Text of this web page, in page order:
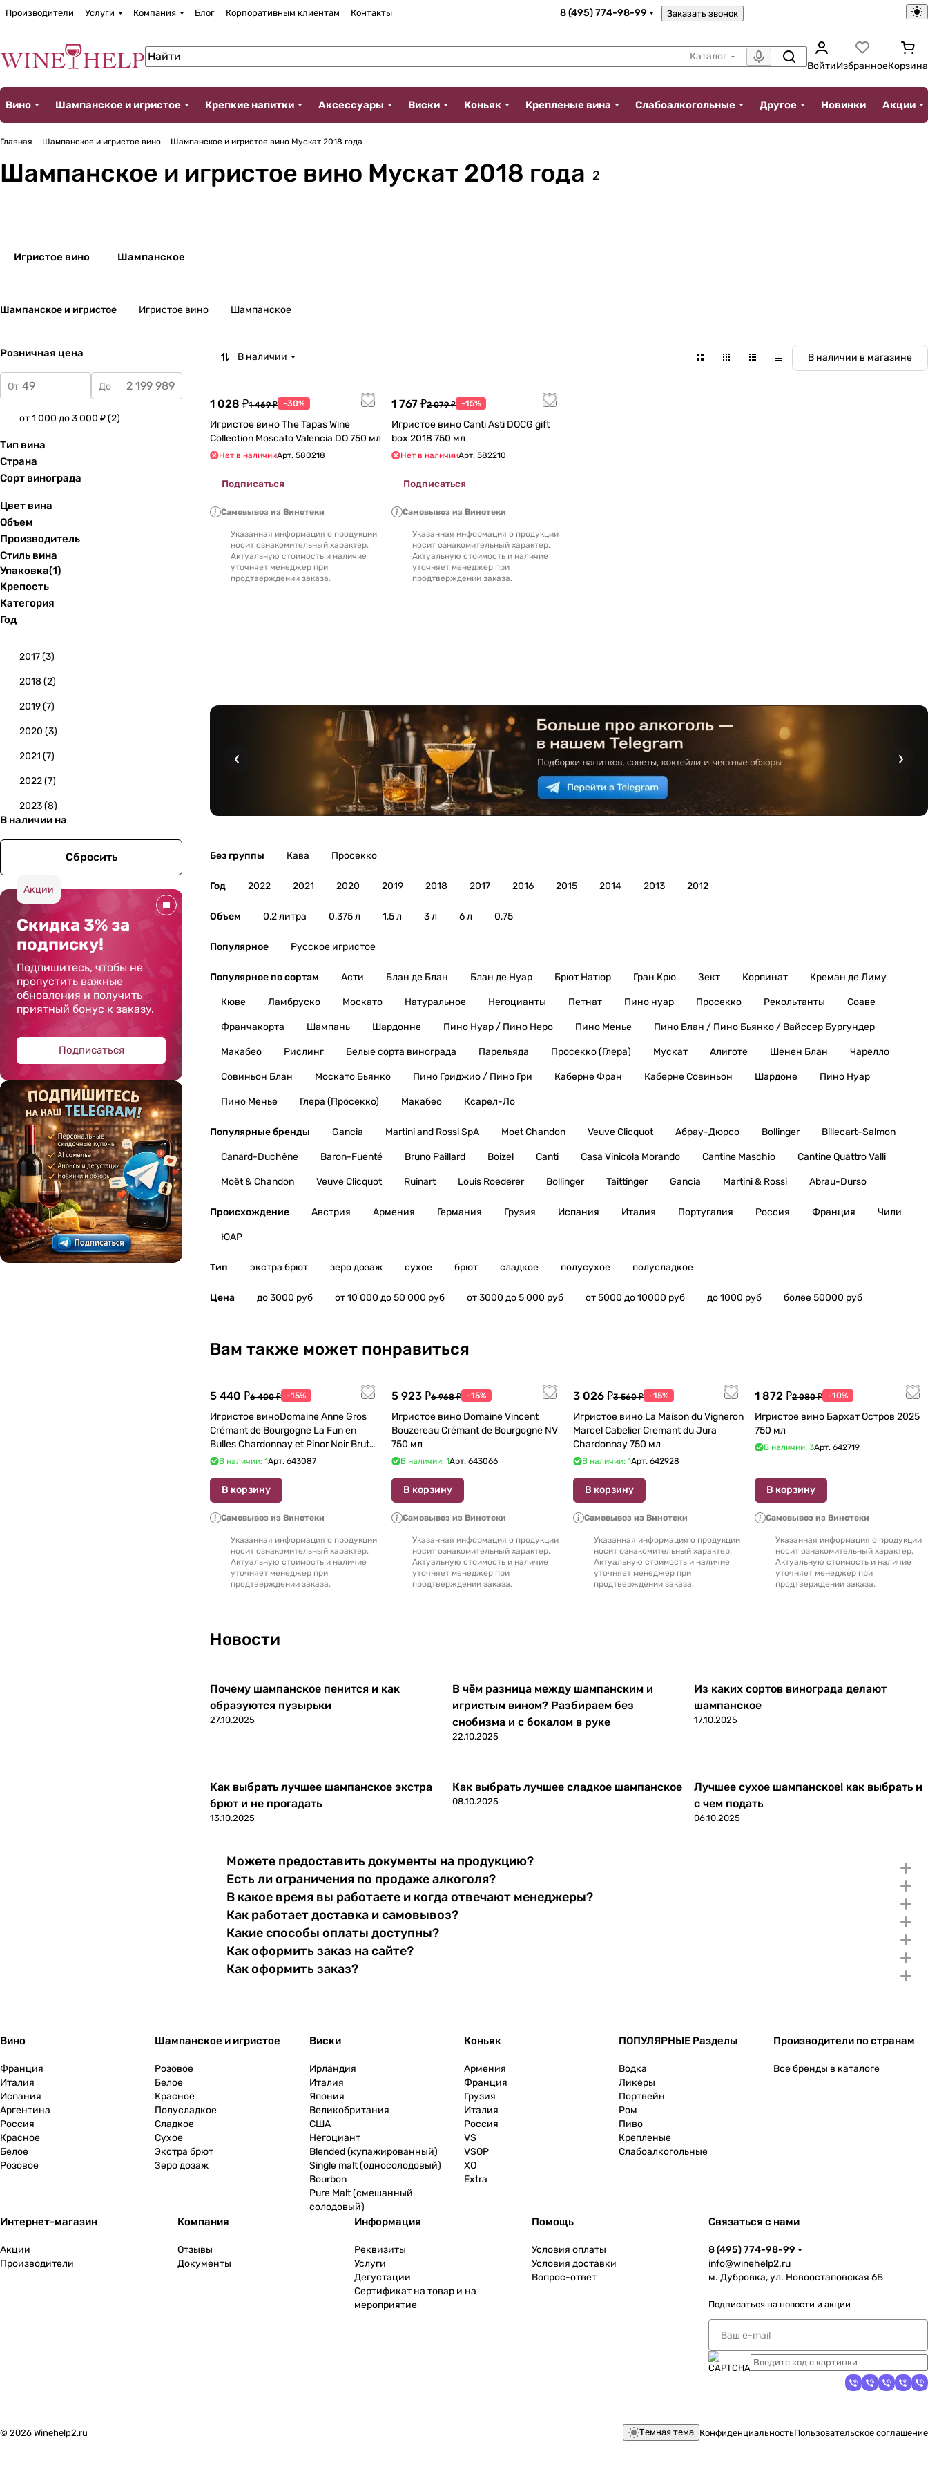
Производители Услуги Компания Блог Корпоративным клиентам Контакты 8 (495) 774-98-99 Заказать звонок
Каталог
ВойтиИзбранноеКорзина
Вино Шампанское и игристое Крепкие напитки Аксессуары Виски Коньяк Крепленые вина Слабоалкогольные Другое Новинки Акции
Главная Шампанское и игристое вино Шампанское и игристое вино Мускат 2018 года
Шампанское и игристое вино Мускат 2018 года 2
Игристое вино Шампанское
Шампанское и игристое Игристое вино Шампанское
Розничная цена
От До
от 1 000 до 3 000 ₽(2)
Тип вина
Страна
Сорт винограда
Цвет вина
Объем
Производитель
Стиль вина
Упаковка(1)
Крепость
Категория
Год
2017(3)
2018 (2)
2019(7)
2020 (3)
2021 (7)
2022(7)
2023(8)
В наличии на
Сбросить
Акции
Скидка 3% за
подписку!
Подпишитесь, чтобы не
пропустить важные
обновления и получить
приятный бонус к заказу.
Подписаться
В наличии В наличии в магазине
1 028 ₽1 469 ₽ -30%
Игристое вино The Tapas Wine
Collection Moscato Valencia DO 750 мл
Нет в наличииАрт. 580218
Подписаться
Самовывоз из Винотеки
Указанная информация о продукции
носит ознакомительный характер.
Актуальную стоимость и наличие
уточняет менеджер при
продтверждении заказа.
1 767 ₽2 079 ₽ -15%
Игристое вино Canti Asti DOCG gift
box 2018 750 мл
Нет в наличииАрт. 582210
Подписаться
Самовывоз из Винотеки
Указанная информация о продукции
носит ознакомительный характер.
Актуальную стоимость и наличие
уточняет менеджер при
продтверждении заказа.
Без группы Кава Просекко
Год 2022 2021 2020 2019 2018 2017 2016 2015 2014 2013 2012
Объем 0,2 литра 0,375 л 1,5 л 3 л 6 л 0,75
Популярное Русское игристое
Популярное по сортам Асти Блан де Блан Блан де Нуар Брют Натюр Гран Крю Зект Корпинат Креман де Лиму
Кюве Ламбруско Москато Натуральное Негоцианты Петнат Пино нуар Просекко Рекольтанты Соаве
Франчакорта Шампань Шардонне Пино Нуар / Пино Неро Пино Менье Пино Блан / Пино Бьянко / Вайссер Бургундер
Макабео Рислинг Белые сорта винограда Парельяда Просекко (Глера) Мускат Алиготе Шенен Блан Чарелло
Совиньон Блан Москато Бьянко Пино Гриджио / Пино Гри Каберне Фран Каберне Совиньон Шардоне Пино Нуар
Пино Менье Глера (Просекко) Макабео Ксарел-Ло
Популярные бренды Gancia Martini and Rossi SpA Moet Chandon Veuve Clicquot Абрау-Дюрсо Bollinger Billecart-Salmon
Canard-Duchêne Baron-Fuenté Bruno Paillard Boizel Canti Casa Vinicola Morando Cantine Maschio Cantine Quattro Valli
Moët & Chandon Veuve Clicquot Ruinart Louis Roederer Bollinger Taittinger Gancia Martini & Rossi Abrau-Durso
Происхождение Австрия Армения Германия Грузия Испания Италия Португалия Россия Франция Чили
ЮАР
Тип экстра брют зеро дозаж сухое брют сладкое полусухое полусладкое
Цена до 3000 руб от 10 000 до 50 000 руб от 3000 до 5 000 руб от 5000 до 10000 руб до 1000 руб более 50000 руб
Вам также может понравиться
5 440 ₽6 400 ₽ -15%
Игристое виноDomaine Anne Gros
Crémant de Bourgogne La Fun en
Bulles Chardonnay et Pinor Noir Brut
750 мл
В наличии: 1Арт. 643087
В корзину
Самовывоз из Винотеки
Указанная информация о продукции
носит ознакомительный характер.
Актуальную стоимость и наличие
уточняет менеджер при
продтверждении заказа.
5 923 ₽6 968 ₽ -15%
Игристое вино Domaine Vincent
Bouzereau Crémant de Bourgogne NV
750 мл
В наличии: 1Арт. 643066
В корзину
Самовывоз из Винотеки
Указанная информация о продукции
носит ознакомительный характер.
Актуальную стоимость и наличие
уточняет менеджер при
продтверждении заказа.
3 026 ₽3 560 ₽ -15%
Игристое вино La Maison du Vigneron
Marcel Cabelier Cremant du Jura
Chardonnay 750 мл
В наличии: 1Арт. 642928
В корзину
Самовывоз из Винотеки
Указанная информация о продукции
носит ознакомительный характер.
Актуальную стоимость и наличие
уточняет менеджер при
продтверждении заказа.
1 872 ₽2 080 ₽ -10%
Игристое вино Бархат Остров 2025
750 мл
В наличии: 3Арт. 642719
В корзину
Самовывоз из Винотеки
Указанная информация о продукции
носит ознакомительный характер.
Актуальную стоимость и наличие
уточняет менеджер при
продтверждении заказа.
Новости
Почему шампанское пенится и как
образуются пузырьки
27.10.2025
В чём разница между шампанским и
игристым вином? Разбираем без
снобизма и с бокалом в руке
22.10.2025
Из каких сортов винограда делают
шампанское
17.10.2025
Как выбрать лучшее шампанское экстра
брют и не прогадать
13.10.2025
Как выбрать лучшее сладкое шампанское
08.10.2025
Лучшее сухое шампанское! как выбрать и
с чем подать
06.10.2025
Можете предоставить документы на продукцию?
Есть ли ограничения по продаже алкоголя?
В какое время вы работаете и когда отвечают менеджеры?
Как работает доставка и самовывоз?
Какие способы оплаты доступны?
Как оформить заказ на сайте?
Как оформить заказ?
Вино
Франция
Италия
Испания
Аргентина
Россия
Красное
Белое
Розовое
Шампанское и игристое
Розовое
Белое
Красное
Полусладкое
Сладкое
Сухое
Экстра брют
Зеро дозаж
Виски
Ирландия
Италия
Япония
Великобритания
США
Негоциант
Blended (купажированный)
Single malt (односолодовый)
Bourbon
Pure Malt (смешанный
солодовый)
Коньяк
Армения
Франция
Грузия
Италия
Россия
VS
VSOP
XO
Extra
ПОПУЛЯРНЫЕ Разделы
Водка
Ликеры
Портвейн
Ром
Пиво
Крепленые
Слабоалкогольные
Производители по странам
Все бренды в каталоге
Интернет-магазин
Акции
Производители
Компания
Отзывы
Документы
Информация
Реквизиты
Услуги
Дегустации
Сертификат на товар и на
мероприятие
Помощь
Условия оплаты
Условия доставки
Вопрос-ответ
Связаться с нами
8 (495) 774-98-99
info@winehelp2.ru
м. Дубровка, ул. Новоостаповская 6Б
Подписаться на новости и акции
© 2026 Winehelp2.ru Темная тема КонфиденциальностьПользовательское соглашение